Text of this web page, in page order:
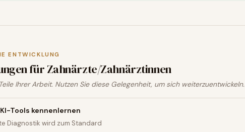
ENTWICKLUNG
für Zahnärzte/Zahnärztinnen
Ihrer Arbeit. Nutzen Sie diese Gelegenheit, um sich weiterzuentwickeln.
Tools kennenlernen
Diagnostik wird zum Standard